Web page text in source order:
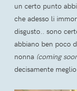
un certo punto
che adesso li
disgusto.. sono
abbiano ben poco
nonna (coming
decisamente